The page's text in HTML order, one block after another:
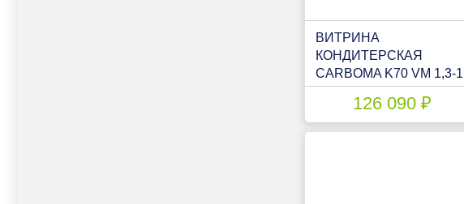
ВИТРИНА
КОНДИТЕРСКАЯ
CARBOMA K70 VM 1,3-1
LIGHT
ПАТТЕРН(П0000007107)
126 090 ₽